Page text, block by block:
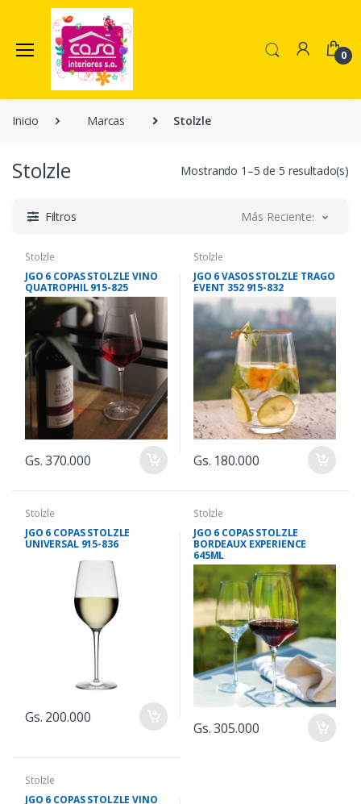
0
Inicio Marcas Stolzle
Stolzle Mostrando 1–5 de 5 resultado(s)
Filtros Más Recientes
Stolzle
JGO 6 COPAS STOLZLE VINO
QUATROPHIL 915-825
Gs. 370.000
Stolzle
JGO 6 VASOS STOLZLE TRAGO
EVENT 352 915-832
Gs. 180.000
Stolzle
JGO 6 COPAS STOLZLE
UNIVERSAL 915-836
Gs. 200.000
Stolzle
JGO 6 COPAS STOLZLE
BORDEAUX EXPERIENCE
645ML
Gs. 305.000
Stolzle
JGO 6 COPAS STOLZLE VINO